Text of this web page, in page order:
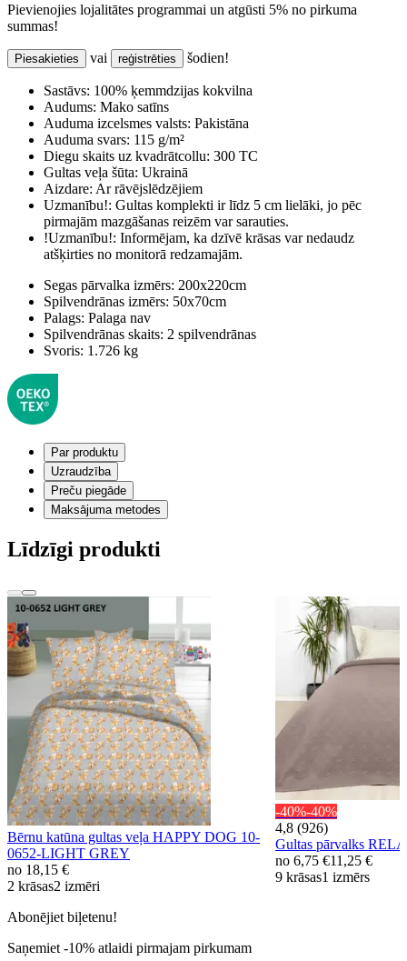
Pievienojies lojalitātes programmai un atgūsti 5% no pirkuma
summas!
Piesakieties vai reģistrēties šodien!
Sastāvs: 100% ķemmdzijas kokvilna
Audums: Mako satīns
Auduma izcelsmes valsts: Pakistāna
Auduma svars: 115 g/m²
Diegu skaits uz kvadrātcollu: 300 TC
Gultas veļa šūta: Ukrainā
Aizdare: Ar rāvējslēdzējiem
Uzmanību!: Gultas komplekti ir līdz 5 cm lielāki, jo pēc
pirmajām mazgāšanas reizēm var sarauties.
!Uzmanību!: Informējam, ka dzīvē krāsas var nedaudz
atšķirties no monitorā redzamajām.
Segas pārvalka izmērs: 200x220cm
Spilvendrānas izmērs: 50x70cm
Palags: Palaga nav
Spilvendrānas skaits: 2 spilvendrānas
Svoris: 1.726 kg
Par produktu
Uzraudzība
Preču piegāde
Maksājuma metodes
Līdzīgi produkti
Bērnu katūna gultas veļa HAPPY DOG 10-
0652-LIGHT GREY
no 18,15 €
2 krāsas2 izmēri
-40%-40%
4,8 (926)
Gultas pārvalks
no 6,75 €11,25 €
9 krāsas1 izmērs
Abonējiet biļetenu!
Saņemiet -10% atlaidi pirmajam pirkumam